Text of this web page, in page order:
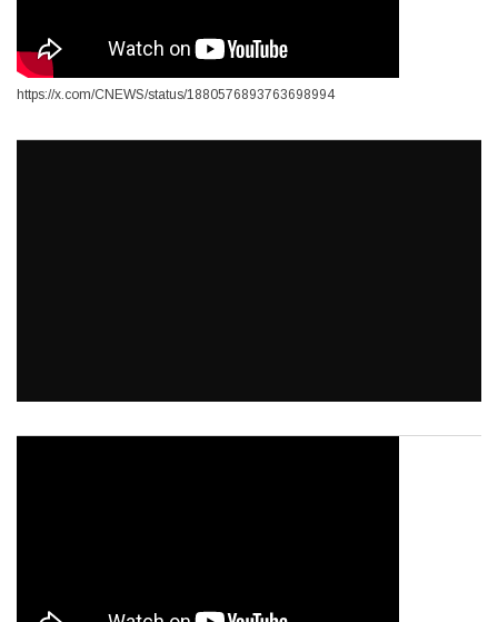
https://x.com/CNEWS/status/1880576893763698994